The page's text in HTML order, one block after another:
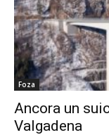
Foza
Ancora un
Valgadena